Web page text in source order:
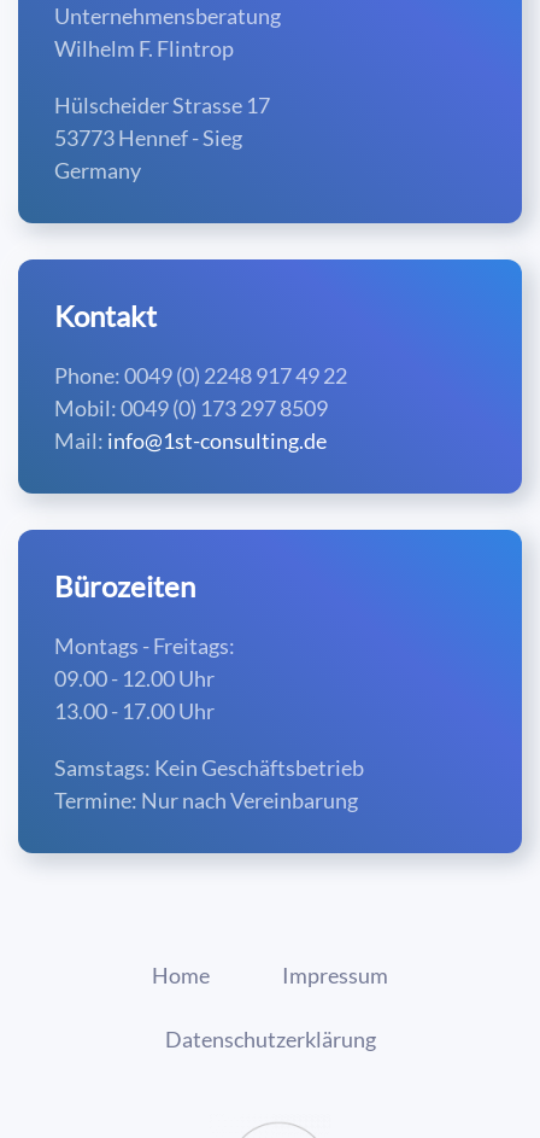
Unternehmensberatung
Wilhelm F. Flintrop
Hülscheider Strasse 17
53773 Hennef - Sieg
Germany
Kontakt
Phone: 0049 (0) 2248 917 49 22
Mobil: 0049 (0) 173 297 8509
Mail: info@1st-consulting.de
Bürozeiten
Montags - Freitags:
09.00 - 12.00 Uhr
13.00 - 17.00 Uhr
Samstags: Kein Geschäftsbetrieb
Termine: Nur nach Vereinbarung
Home Impressum
Datenschutzerklärung